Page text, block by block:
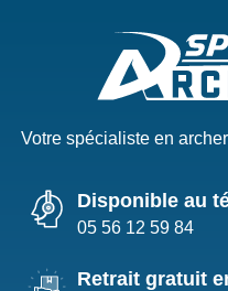
Votre spécialiste en
Disponible au
05 56 12 59 84
Retrait gratuit